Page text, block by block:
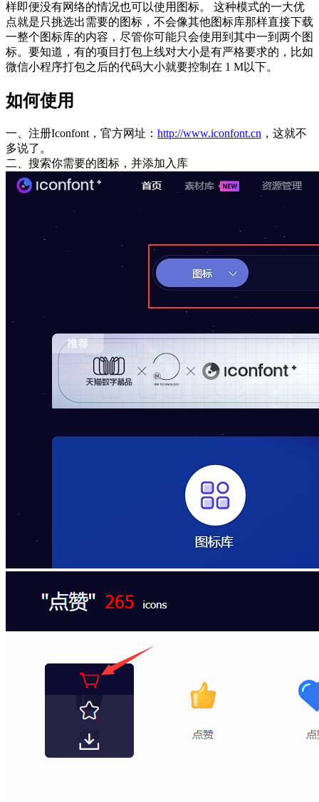
样即便没有网络的情况也可以使用图标。 这种模式的一大优
点就是只挑选出需要的图标，不会像其他图标库那样直接下载
一整个图标库的内容，尽管你可能只会使用到其中一到两个图
标。要知道，有的项目打包上线对大小是有严格要求的，比如
微信小程序打包之后的代码大小就要控制在 1 M以下。
如何使用
一、注册Iconfont，官方网址： http://www.iconfont.cn ，这就不
多说了。
二、搜索你需要的图标，并添加入库